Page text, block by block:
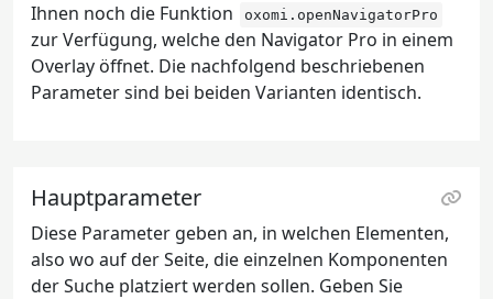
Ihnen noch die Funktion
oxomi.openNavigatorPro
zur Verfügung, welche den Navigator Pro in einem
Overlay öffnet. Die nachfolgend beschriebenen
Parameter sind bei beiden Varianten identisch.
Hauptparameter
Diese Parameter geben an, in welchen Elementen,
also wo auf der Seite, die einzelnen Komponenten
der Suche platziert werden sollen. Geben Sie